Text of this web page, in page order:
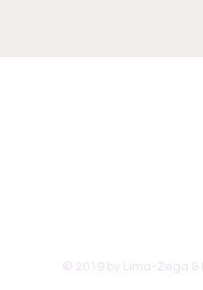
© 2019 by Lima-Zega &